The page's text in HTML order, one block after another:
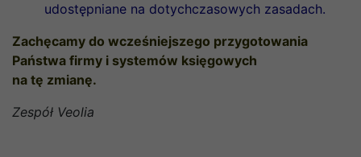
udostępniane na dotychczasowych zasadach.
Zachęcamy do wcześniejszego przygotowania
Państwa firmy i systemów księgowych
na tę zmianę.
Zespół Veolia